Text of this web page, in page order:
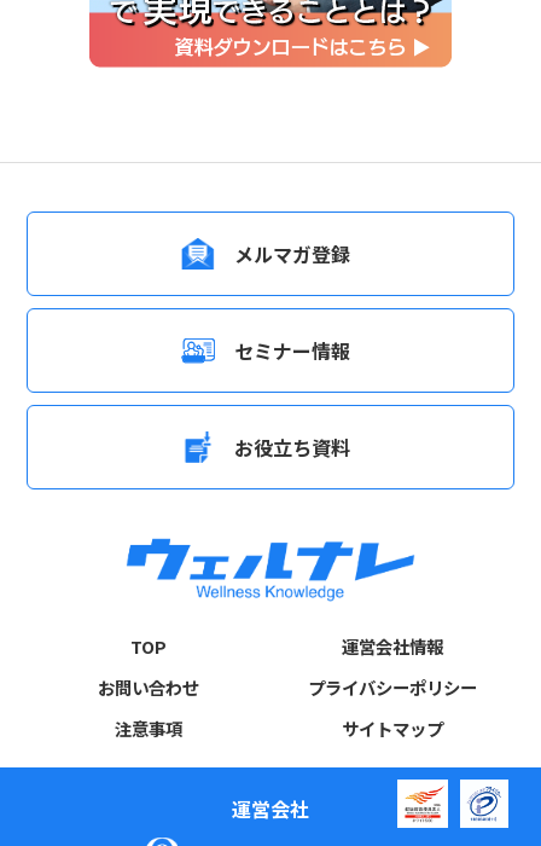
メルマガ登録
セミナー情報
お役立ち資料
TOP
運営会社情報
お問い合わせ
プライバシーポリシー
注意事項
サイトマップ
運営会社